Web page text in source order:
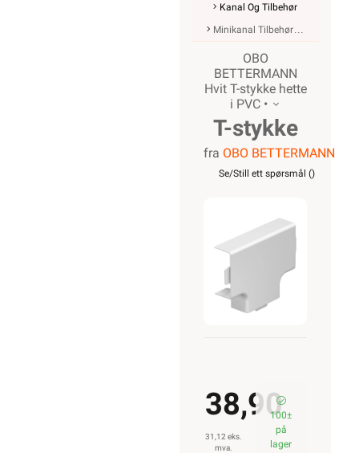
Kanal Og Tilbehør
Minikanal Tilbehør
OBO
BETTERMANN
Hvit T-stykke hette
i PVC •
T-stykke
for Kanal
fra OBO BETTERMANN
Se/Still ett spørsmål ()
38,90
31,12 eks.
mva.
100±
på
lager